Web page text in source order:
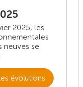
2025, les
neuves se
évolutions